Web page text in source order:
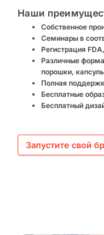
Наши
Собственное
Семинары в
Регистрация
Различные
порошки,
Полная
Бесплатные
Бесплатный
Запустите свой